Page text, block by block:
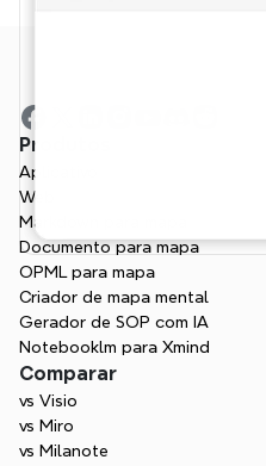
Produtos
Aplicativo
Web
Markdown para mapa
Documento para mapa
OPML para mapa
Criador de mapa mental
Gerador de SOP com IA
Notebooklm para Xmind
Comparar
vs Visio
vs Miro
vs Milanote